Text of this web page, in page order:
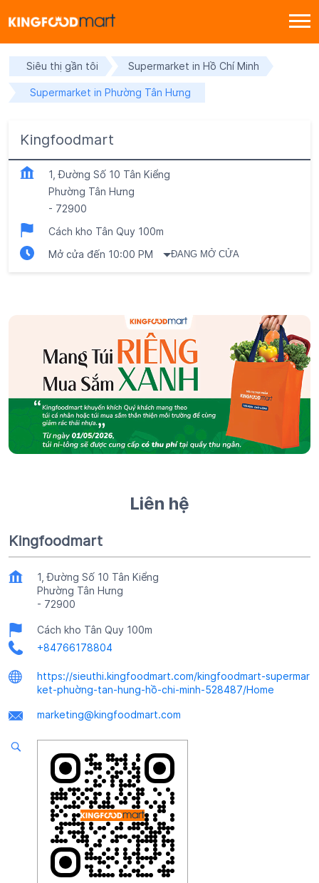
Siêu thị gần tôi Supermarket in Hồ Chí Minh
Supermarket in Phường Tân Hưng
Kingfoodmart
1, Đường Số 10 Tân Kiểng
Phường Tân Hưng
- 72900
Cách kho Tân Quy 100m
Mở cửa đến 10:00 PM
ĐANG MỞ CỬA
Liên hệ
Kingfoodmart
1, Đường Số 10 Tân Kiểng
Phường Tân Hưng
- 72900
Cách kho Tân Quy 100m
+84766178804
https://sieuthi.kingfoodmart.com/kingfoodmart-supermar
ket-phuờng-tan-hung-hồ-chi-minh-528487/Home
marketing@kingfoodmart.com